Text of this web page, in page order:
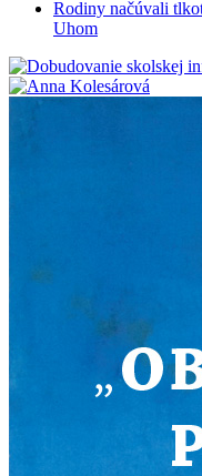
Rodiny načúvali
Uhom